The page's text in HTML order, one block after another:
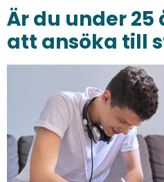
Är du under 25
att ansöka till